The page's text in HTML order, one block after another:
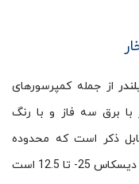
از جمله کمپرسورهای
برق سه فاز و با رنگ
ذکر است که محدوده
دمایی تحت پوشش این کمپرسور پیستونی دیسکاس 25- تا 12.5 است